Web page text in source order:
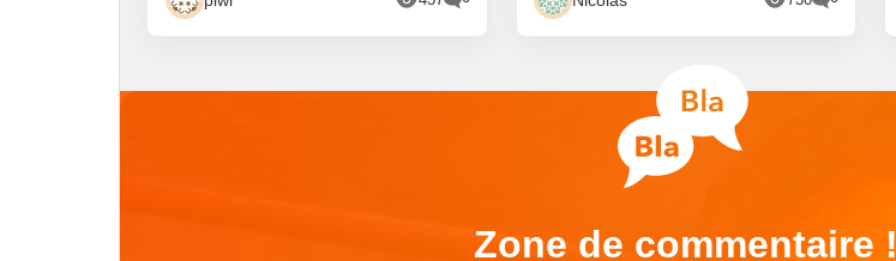
Zone de commentaire !